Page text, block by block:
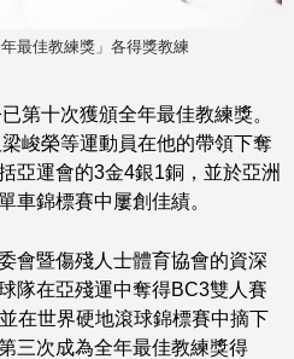
最佳教練獎」各得獎教練
第十次獲頒全年最佳教練獎。
峻榮等運動員在他的帶領下奪
亞運會的3金4銀1銅，並於亞洲
車錦標賽中屢創佳績。
會暨傷殘人士體育協會的資深
隊在亞殘運中奪得BC3雙人賽
在世界硬地滾球錦標賽中摘下
三次成為全年最佳教練獎得